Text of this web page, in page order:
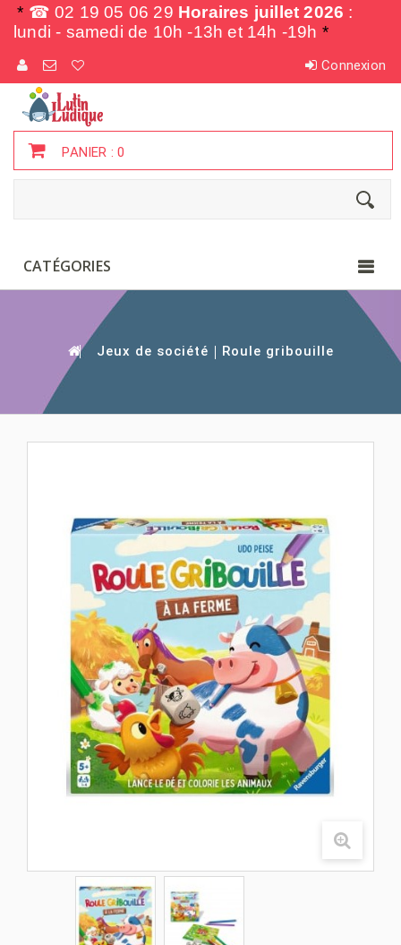
* ☎ 02 19 05 06 29 Horaires juillet 2026 :
lundi - samedi de 10h -13h et 14h -19h *
Connexion
PANIER :0
CATÉGORIES
Jeux de société Roule gribouille